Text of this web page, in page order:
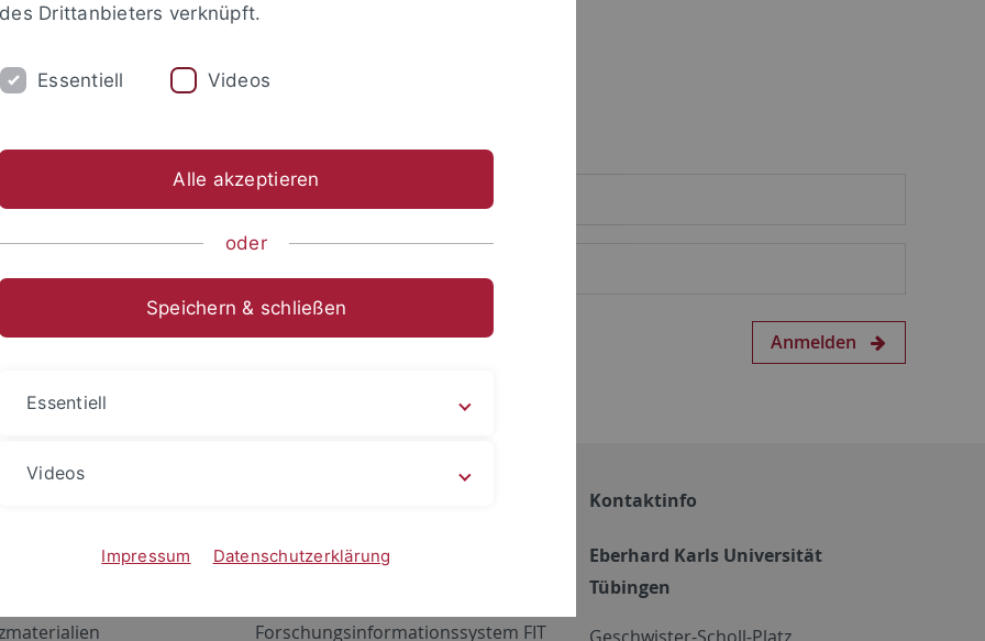
um sich anzumelden:
Anmelden
Netzwerk
ALMA
Forschungsinformationssystem FIT
Kontaktinfo
Eberhard Karls Universität
Tübingen
des Drittanbieters verknüpft.
Essentiell Videos
Alle akzeptieren
oder
Speichern & schließen
Essentiell
Videos
Impressum Datenschutzerklärung